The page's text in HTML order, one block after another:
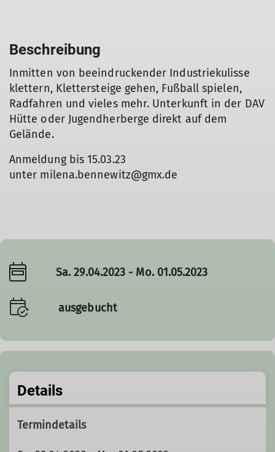
Beschreibung
Inmitten von beeindruckender Industriekulisse
klettern, Klettersteige gehen, Fußball spielen,
Radfahren und vieles mehr. Unterkunft in der DAV
Hütte oder Jugendherberge direkt auf dem
Gelände.
Anmeldung bis 15.03.23
unter milena.bennewitz@gmx.de
Sa. 29.04.2023 - Mo. 01.05.2023
ausgebucht
Details
Termindetails